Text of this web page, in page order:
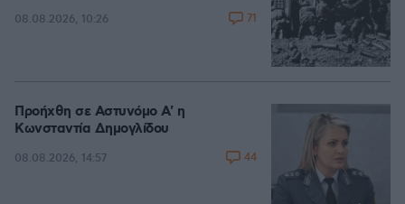
08.08.2026, 10:26 71
Προήχθη σε Αστυνόμο Α' η
Κωνσταντία Δημογλίδου
08.08.2026, 14:57 44